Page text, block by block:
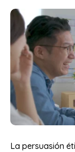
La persuasión